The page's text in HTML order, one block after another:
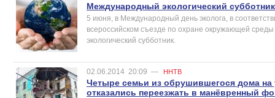
Международный экологический
5 июня, в Международный день эколога, в
всероссийском съезде по охране окружающей
экологический субботник.
02.06.2014 20:09 — ННТВ
Четыре семьи из обрушившегося дома на
отказались переезжать в манёвренный